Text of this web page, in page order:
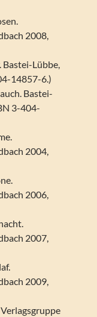
2008,
Lübbe,
14857-6.)
Bastei-
3-404-
2004,
2006,
2007,
2009,